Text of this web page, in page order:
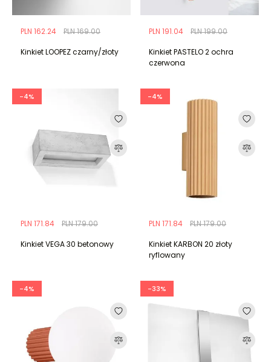
PLN 169.00
PLN 162.24
Kinkiet LOOPEZ czarny/złoty
PLN 199.00
PLN 191.04
Kinkiet PASTELO 2 ochra
czerwona
-4%
PLN 179.00
PLN 171.84
Kinkiet VEGA 30 betonowy
-4%
PLN 179.00
PLN 171.84
Kinkiet KARBON 20 złoty
ryflowany
-4% -33%